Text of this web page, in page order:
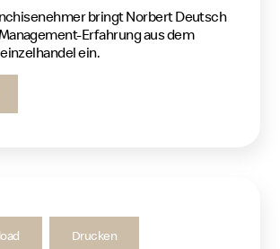
bringt Norbert Deutsch
Erfahrung aus dem
ein.
Drucken